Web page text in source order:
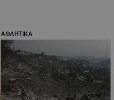
ΑΘΛΗΤΙΚΑ